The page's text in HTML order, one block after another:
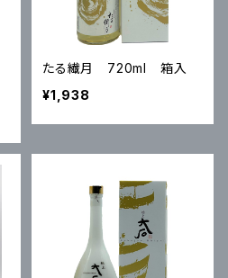
たる繊月 720ml 箱入
¥1,938